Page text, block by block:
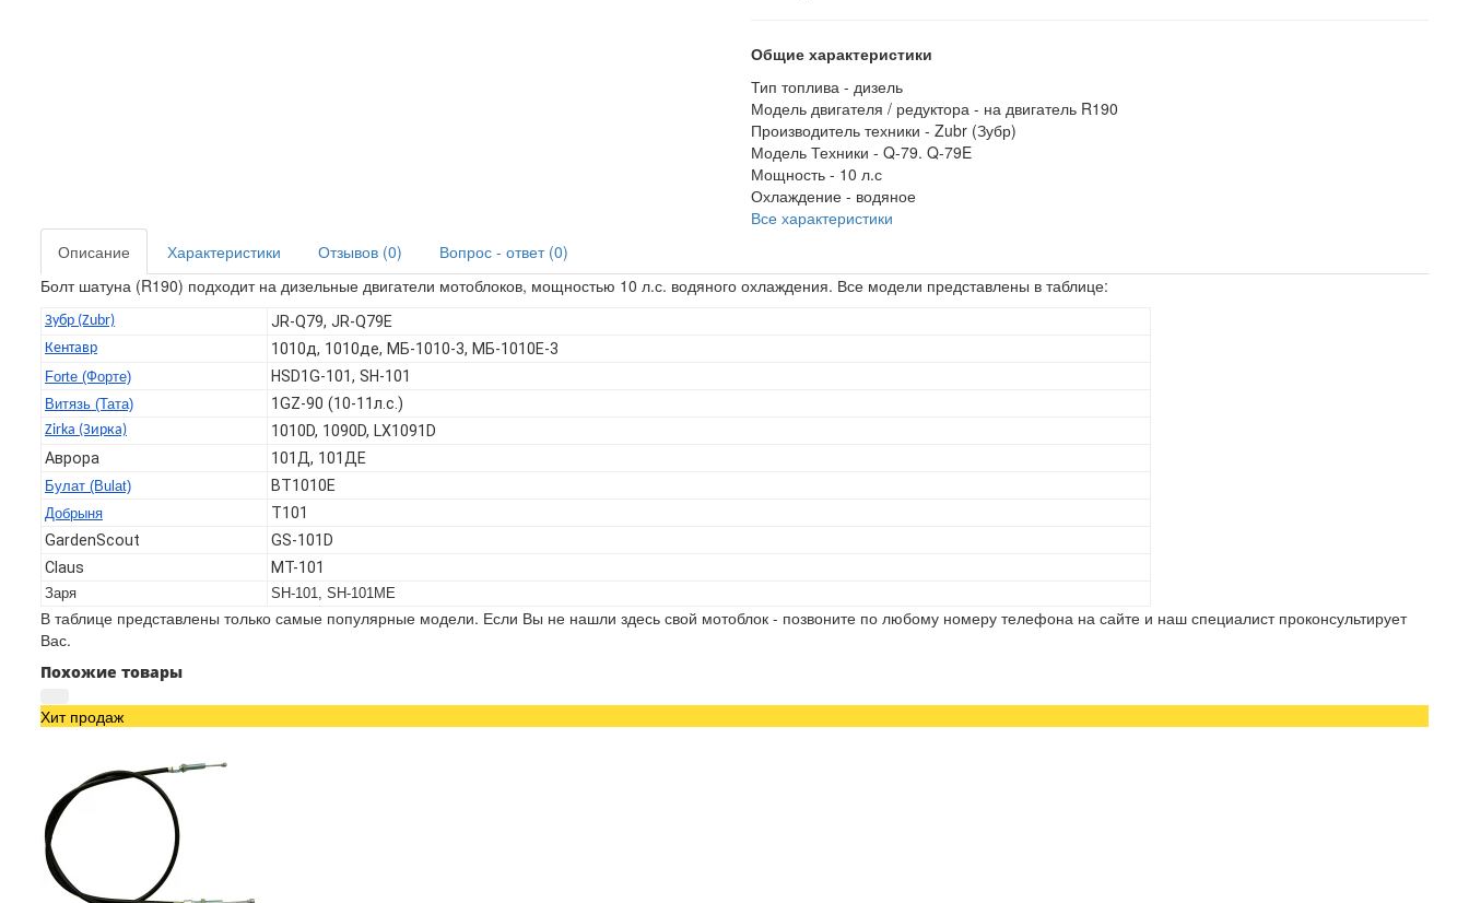
Общие характеристики
Тип топлива - дизель
Модель двигателя / редуктора - на двигатель R190
Производитель техники - Zubr (Зубр)
Модель Техники - Q-79. Q-79E
Мощность - 10 л.с
Охлаждение - водяное
Все характеристики
Описание
Характеристики Отзывов (0)
Вопрос - ответ (0)
Болт шатуна (R190) подходит на дизельные двигатели мотоблоков, мощностью 10 л.с. водяного охлаждения. Все модели представлены в таблице:
Зубр (Zubr) JR-Q79, JR-Q79E
Кентавр 1010д, 1010де, МБ-1010-3, МБ-1010Е-3
Forte (Форте) HSD1G-101, SH-101
Витязь (Тата) 1GZ-90 (10-11л.с.)
Zirka (Зирка)
1010D, 1090D, LX1091D
Аврора
101Д, 101ДЕ
Булат (Bulat) BT1010E
Добрыня
T101
GardenScout
GS-101D
Claus
MT-101
Заря SH-101, SH-101ME
В таблице представлены только самые популярные модели. Если Вы не нашли здесь свой мотоблок - позвоните по любому номеру телефона на сайте и наш специалист проконсультирует
Вас.
Похожие товары
Хит продаж